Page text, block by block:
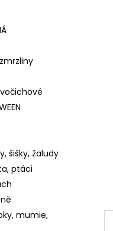
šišky, žaludy
ptáci
mumie,